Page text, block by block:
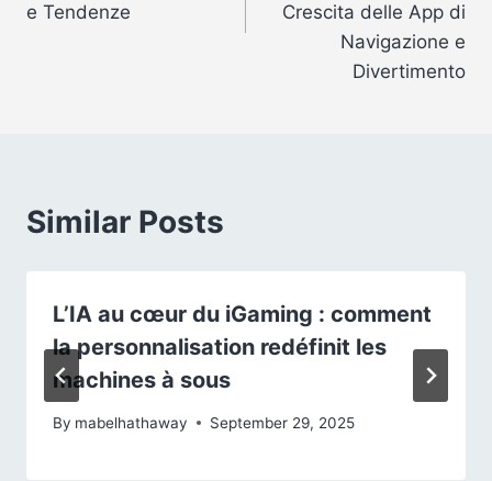
e Tendenze
Crescita delle App di
Navigazione e
Divertimento
Similar Posts
L’IA au cœur du iGaming : comment
la personnalisation redéfinit les
machines à sous
By mabelhathaway September 29, 2025